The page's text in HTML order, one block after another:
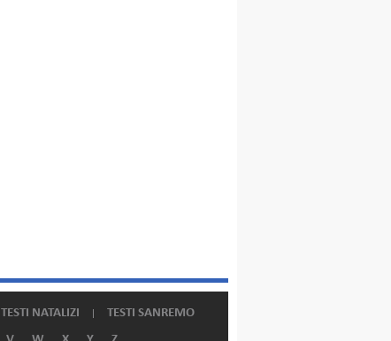
TESTI NATALIZI
TESTI SANREMO